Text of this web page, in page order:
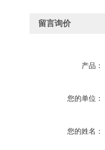
留言询价
产品：
您的单位：
您的姓名：